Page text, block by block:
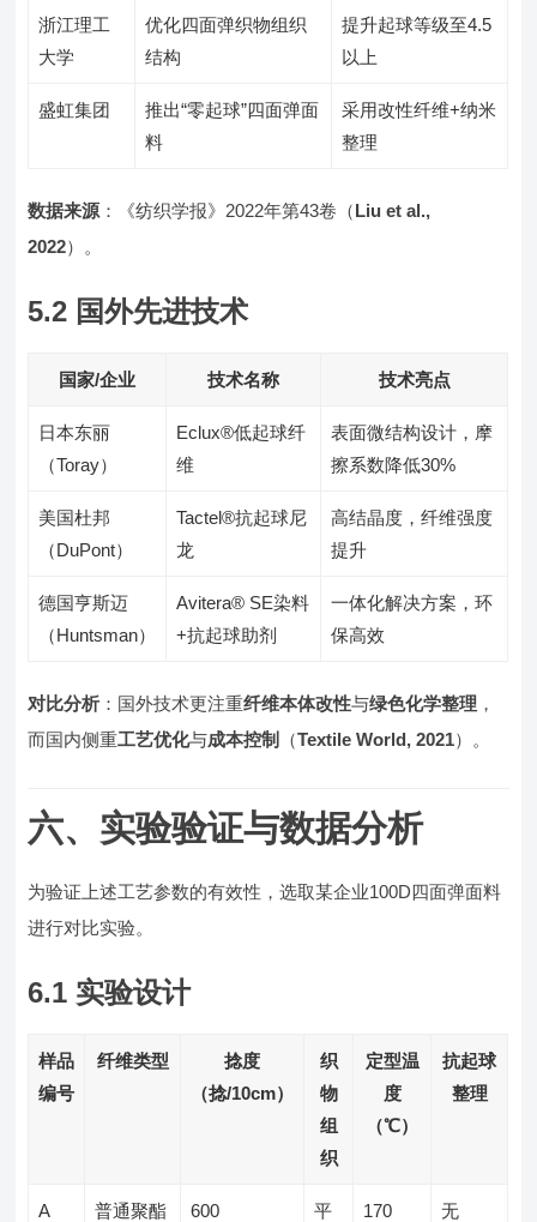
浙江理工
大学
优化四面弹织物组织
结构
提升起球等级至4.5
以上
盛虹集团
推出“零起球”四面弹面
料
采用改性纤维+纳米
整理
数据来源 ：《纺织学报》2022年第43卷（Liu et al.,
2022）。
5.2 国外先进技术
国家/企业 技术名称 技术亮点
日本东丽
（Toray）
Eclux®低起球纤
维
表面微结构设计，摩
擦系数降低30%
美国杜邦
（DuPont）
Tactel®抗起球尼
龙
高结晶度，纤维强度
提升
德国亨斯迈
（Huntsman）
Avitera® SE染料
+抗起球助剂
一体化解决方案，环
保高效
对比分析 ：国外技术更注重纤维本体改性与绿色化学整理 ，
而国内侧重工艺优化与成本控制 （Textile World, 2021）。
六、实验验证与数据分析
为验证上述工艺参数的有效性，选取某企业100D四面弹面料
进行对比实验。
6.1 实验设计
样品
编号
纤维类型
捻度
（捻/10cm）
织
物
组
织
定型温
度
（℃）
抗起球
整理
A 普通聚酯 600
平
170 无